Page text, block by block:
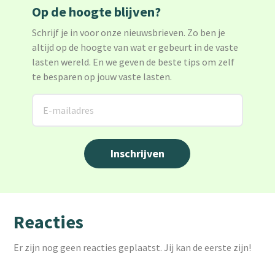
Op de hoogte blijven?
Schrijf je in voor onze nieuwsbrieven. Zo ben je
altijd op de hoogte van wat er gebeurt in de vaste
lasten wereld. En we geven de beste tips om zelf
te besparen op jouw vaste lasten.
Reacties
Er zijn nog geen reacties geplaatst. Jij kan de eerste zijn!